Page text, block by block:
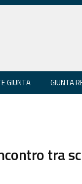
GIUNTA GIUNTA
tra